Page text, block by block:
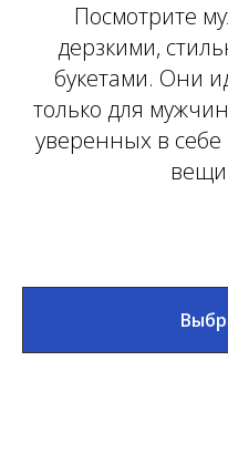
Посмотрите
дерзкими,
букетами. Они
только для
уверенных в